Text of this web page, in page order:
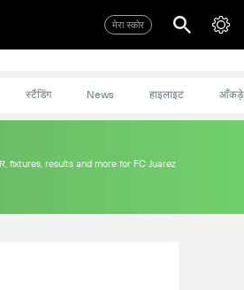
मेरा स्कोर
स्टैंडिंग News हाइलाइट आँकड़े
fixtures, results and more for FC Juarez